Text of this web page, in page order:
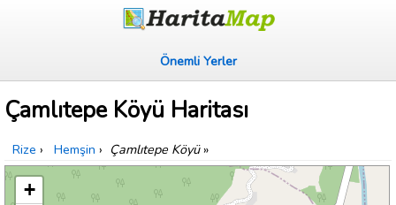
Önemli Yerler
Çamlıtepe Köyü Haritası
Rize › Hemşin › Çamlıtepe Köyü»
+